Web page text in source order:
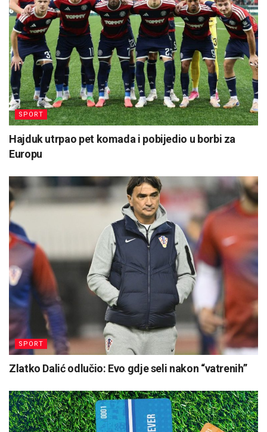
SPORT
Hajduk utrpao pet komada i pobijedio u borbi za
Europu
SPORT
Zlatko Dalić odlučio: Evo gdje seli nakon “vatrenih”